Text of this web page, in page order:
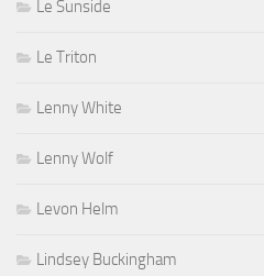
Le Sunside
Le Triton
Lenny White
Lenny Wolf
Levon Helm
Lindsey Buckingham